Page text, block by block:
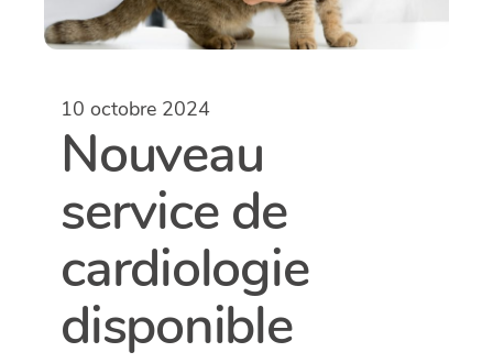
10 octobre 2024
Nouveau
service de
cardiologie
disponible